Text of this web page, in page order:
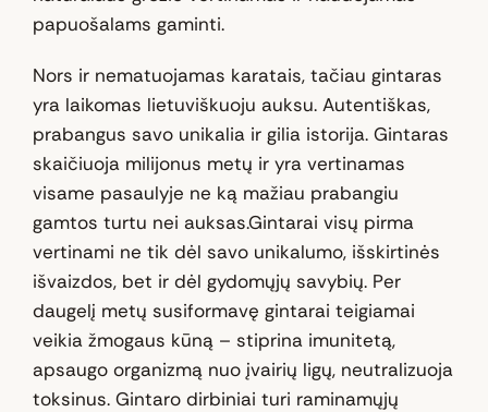
papuošalams gaminti.
Nors ir nematuojamas karatais, tačiau gintaras
yra laikomas lietuviškuoju auksu. Autentiškas,
prabangus savo unikalia ir gilia istorija. Gintaras
skaičiuoja milijonus metų ir yra vertinamas
visame pasaulyje ne ką mažiau prabangiu
gamtos turtu nei auksas.Gintarai visų pirma
vertinami ne tik dėl savo unikalumo, išskirtinės
išvaizdos, bet ir dėl gydomųjų savybių. Per
daugelį metų susiformavę gintarai teigiamai
veikia žmogaus kūną – stiprina imunitetą,
apsaugo organizmą nuo įvairių ligų, neutralizuoja
toksinus. Gintaro dirbiniai turi raminamųjų